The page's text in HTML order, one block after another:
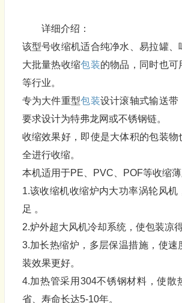
详细介绍：
该型号收缩机适合纯净水、易拉罐、
大批量热收缩包装的物品，同时也可
等行业。
专为大件重型包装设计滚轴式输送带
要求设计为特弗龙网或不锈钢链。
收缩效果好，即使是大体积的包装物
全进行收缩。
本机适用于PE、PVC、POF等收缩薄
1.该收缩机收缩炉内大功率涡轮风机
足 。
2.炉外超大风机冷却系统，使包装凉得
3.加长热缩炉，多层保温措施，使速
装效果更好。
4.加热管采用304不锈钢材料，使散
省、寿命长达5-10年。